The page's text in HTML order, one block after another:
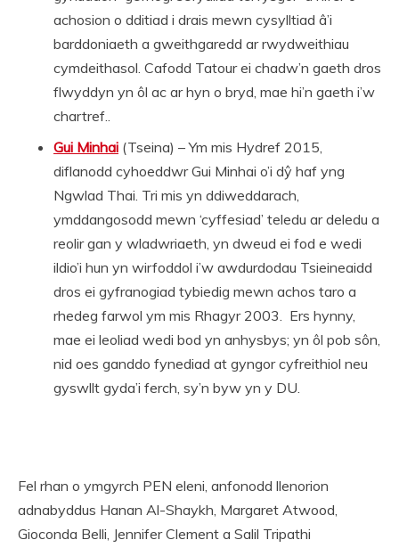
achosion o dditiad i drais mewn cysylltiad â’i
barddoniaeth a gweithgaredd ar rwydweithiau
cymdeithasol. Cafodd Tatour ei chadw’n gaeth dros
flwyddyn yn ôl ac ar hyn o bryd, mae hi’n gaeth i’w
chartref..
Gui Minhai (Tseina) – Ym mis Hydref 2015,
diflanodd cyhoeddwr Gui Minhai o’i dŷ haf yng
Ngwlad Thai. Tri mis yn ddiweddarach,
ymddangosodd mewn ‘cyffesiad’ teledu ar deledu a
reolir gan y wladwriaeth, yn dweud ei fod e wedi
ildio’i hun yn wirfoddol i’w awdurdodau Tsieineaidd
dros ei gyfranogiad tybiedig mewn achos taro a
rhedeg farwol ym mis Rhagyr 2003. Ers hynny,
mae ei leoliad wedi bod yn anhysbys; yn ôl pob sôn,
nid oes ganddo fynediad at gyngor cyfreithiol neu
gyswllt gyda’i ferch, sy’n byw yn y DU.
Fel rhan o ymgyrch PEN eleni, anfonodd llenorion
adnabyddus Hanan Al-Shaykh, Margaret Atwood,
Gioconda Belli, Jennifer Clement a Salil Tripathi